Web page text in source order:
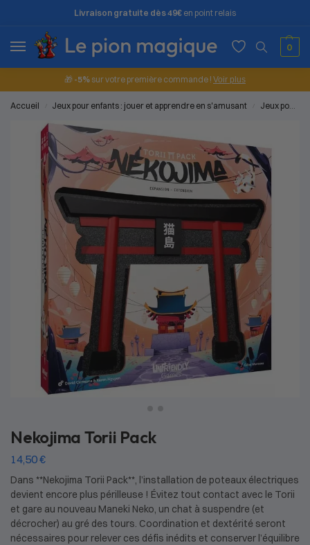
Livraison gratuite dès 49€ en point relais
0
🎁 -5% sur votre première commande ! Voir plus
Accueil Jeux pour enfants : jouer et apprendre en s'amusant Jeux pour les enfants (5 à 7 ans)
Nekojima Torii Pack
14,50€
Dans **Nekojima Torii Pack**, l’installation de poteaux électriques
devient encore plus périlleuse ! Évitez tout contact avec le Torii
et gare au nouveau Maneki Neko, un chat à suspendre (et
décrocher) au gré des tours. Coordination et dextérité seront
nécessaires pour relever ces défis inédits et conserver l’équilibre